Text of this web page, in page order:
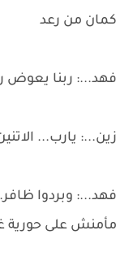
كمان من رعد
فهد...: ربنا يعوض
زين...: يارب...
فهد...: وبردوا
مأمنش على حورية